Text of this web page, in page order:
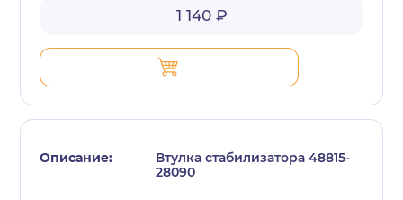
1 140 ₽
Втулка стабилизатора 48815-
28090